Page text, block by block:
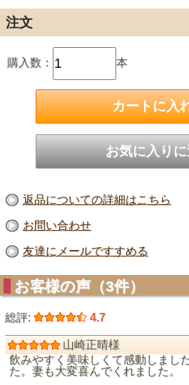
注文
購入数： 本
返品についての詳細はこちら
お問い合わせ
友達にメールですすめる
お客様の声（3件）
総評: 4.7
山崎正晴様
飲みやすく美味しくて感動しまし
た。妻も大変喜んでくれました。